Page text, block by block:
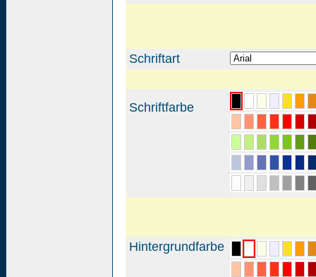
Schriftart
Schriftfarbe
Hintergrundfarbe